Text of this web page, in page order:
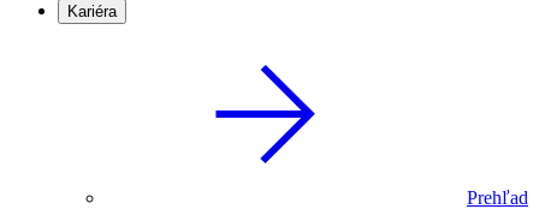
Kariéra
Prehľad